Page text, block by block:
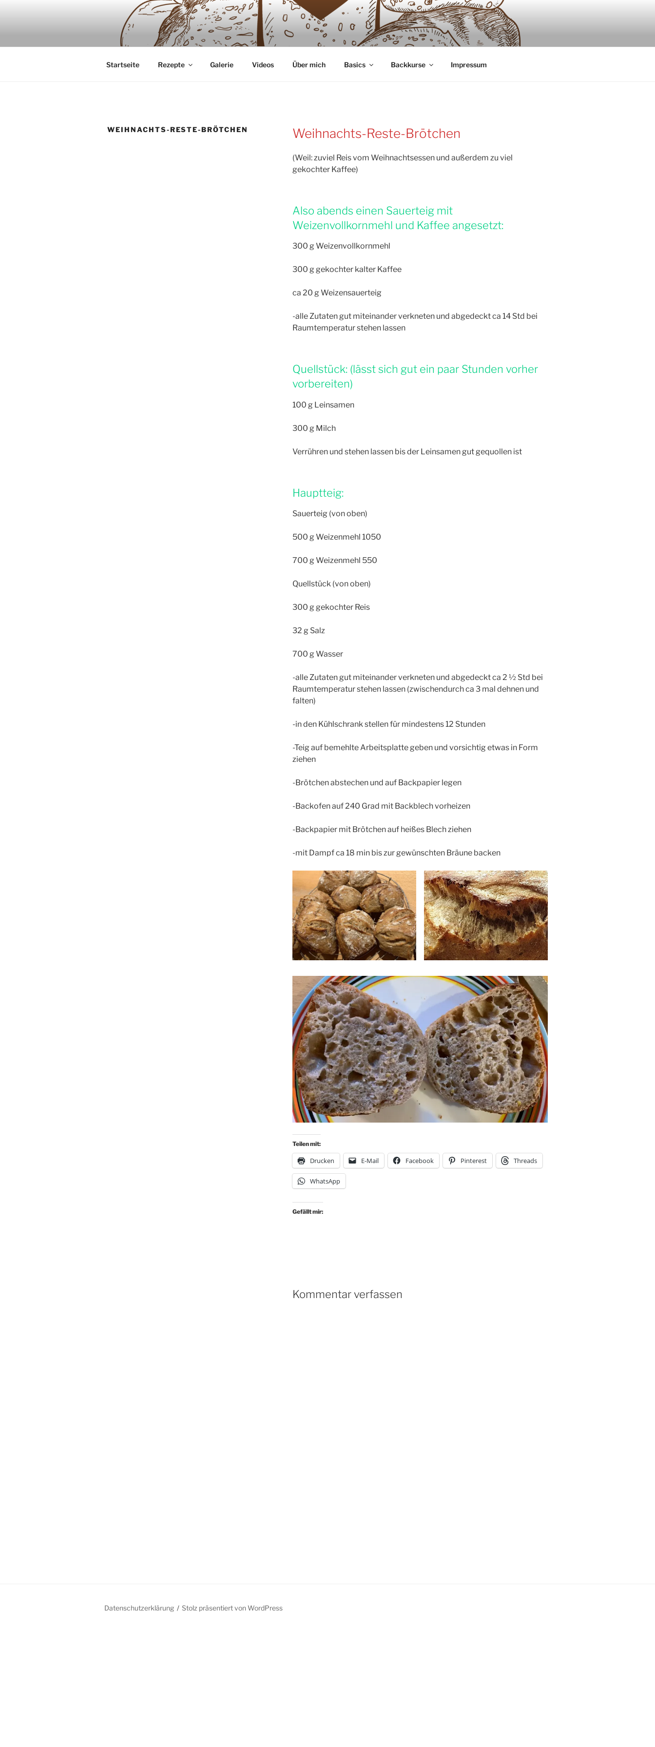
SAUERTEIGLIEBE
Backwaren ausschliesslich aus Sauerteig
Startseite Rezepte Galerie Videos Über mich Basics Backkurse Impressum
WEIHNACHTS-RESTE-BRÖTCHEN Weihnachts-Reste-Brötchen
(Weil: zuviel Reis vom Weihnachtsessen und außerdem zu viel
gekochter Kaffee)
Also abends einen Sauerteig mit
Weizenvollkornmehl und Kaffee angesetzt:
300 g Weizenvollkornmehl
300 g gekochter kalter Kaffee
ca 20 g Weizensauerteig
-alle Zutaten gut miteinander verkneten und abgedeckt ca 14 Std bei
Raumtemperatur stehen lassen
Quellstück: (lässt sich gut ein paar Stunden vorher
vorbereiten)
100 g Leinsamen
300 g Milch
Verrühren und stehen lassen bis der Leinsamen gut gequollen ist
Hauptteig:
Sauerteig (von oben)
500 g Weizenmehl 1050
700 g Weizenmehl 550
Quellstück (von oben)
300 g gekochter Reis
32 g Salz
700 g Wasser
-alle Zutaten gut miteinander verkneten und abgedeckt ca 2 ½ Std bei
Raumtemperatur stehen lassen (zwischendurch ca 3 mal dehnen und
falten)
-in den Kühlschrank stellen für mindestens 12 Stunden
-Teig auf bemehlte Arbeitsplatte geben und vorsichtig etwas in Form
ziehen
-Brötchen abstechen und auf Backpapier legen
-Backofen auf 240 Grad mit Backblech vorheizen
-Backpapier mit Brötchen auf heißes Blech ziehen
-mit Dampf ca 18 min bis zur gewünschten Bräune backen
Teilen mit:
Drucken E-Mail Facebook Pinterest Threads
WhatsApp
Gefällt mir:
Kommentar verfassen
Datenschutzerklärung Stolz präsentiert von WordPress